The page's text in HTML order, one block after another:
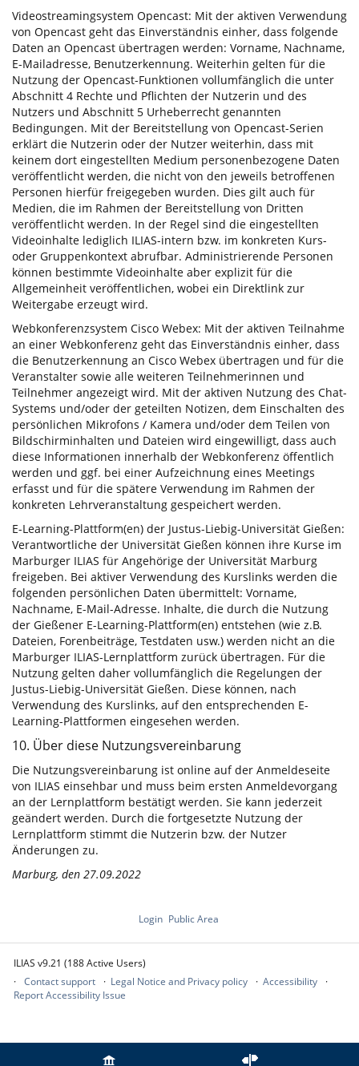
Videostreamingsystem Opencast: Mit der aktiven Verwendung
von Opencast geht das Einverständnis einher, dass folgende
Daten an Opencast übertragen werden: Vorname, Nachname,
E-Mailadresse, Benutzerkennung. Weiterhin gelten für die
Nutzung der Opencast-Funktionen vollumfänglich die unter
Abschnitt 4 Rechte und Pflichten der Nutzerin und des
Nutzers und Abschnitt 5 Urheberrecht genannten
Bedingungen. Mit der Bereitstellung von Opencast-Serien
erklärt die Nutzerin oder der Nutzer weiterhin, dass mit
keinem dort eingestellten Medium personenbezogene Daten
veröffentlicht werden, die nicht von den jeweils betroffenen
Personen hierfür freigegeben wurden. Dies gilt auch für
Medien, die im Rahmen der Bereitstellung von Dritten
veröffentlicht werden. In der Regel sind die eingestellten
Videoinhalte lediglich ILIAS-intern bzw. im konkreten Kurs-
oder Gruppenkontext abrufbar. Administrierende Personen
können bestimmte Videoinhalte aber explizit für die
Allgemeinheit veröffentlichen, wobei ein Direktlink zur
Weitergabe erzeugt wird.
Webkonferenzsystem Cisco Webex: Mit der aktiven Teilnahme
an einer Webkonferenz geht das Einverständnis einher, dass
die Benutzerkennung an Cisco Webex übertragen und für die
Veranstalter sowie alle weiteren Teilnehmerinnen und
Teilnehmer angezeigt wird. Mit der aktiven Nutzung des Chat-
Systems und/oder der geteilten Notizen, dem Einschalten des
persönlichen Mikrofons / Kamera und/oder dem Teilen von
Bildschirminhalten und Dateien wird eingewilligt, dass auch
diese Informationen innerhalb der Webkonferenz öffentlich
werden und ggf. bei einer Aufzeichnung eines Meetings
erfasst und für die spätere Verwendung im Rahmen der
konkreten Lehrveranstaltung gespeichert werden.
E-Learning-Plattform(en) der Justus-Liebig-Universität Gießen:
Verantwortliche der Universität Gießen können ihre Kurse im
Marburger ILIAS für Angehörige der Universität Marburg
freigeben. Bei aktiver Verwendung des Kurslinks werden die
folgenden persönlichen Daten übermittelt: Vorname,
Nachname, E-Mail-Adresse. Inhalte, die durch die Nutzung
der Gießener E-Learning-Plattform(en) entstehen (wie z.B.
Dateien, Forenbeiträge, Testdaten usw.) werden nicht an die
Marburger ILIAS-Lernplattform zurück übertragen. Für die
Nutzung gelten daher vollumfänglich die Regelungen der
Justus-Liebig-Universität Gießen. Diese können, nach
Verwendung des Kurslinks, auf den entsprechenden E-
Learning-Plattformen eingesehen werden.
10. Über diese Nutzungsvereinbarung
Die Nutzungsvereinbarung ist online auf der Anmeldeseite
von ILIAS einsehbar und muss beim ersten Anmeldevorgang
an der Lernplattform bestätigt werden. Sie kann jederzeit
geändert werden. Durch die fortgesetzte Nutzung der
Lernplattform stimmt die Nutzerin bzw. der Nutzer
Änderungen zu.
Marburg, den 27.09.2022
Login Public Area
ILIAS v9.21 (188 Active Users)
Contact support
Legal Notice and Privacy policy
Accessibility
Report Accessibility Issue